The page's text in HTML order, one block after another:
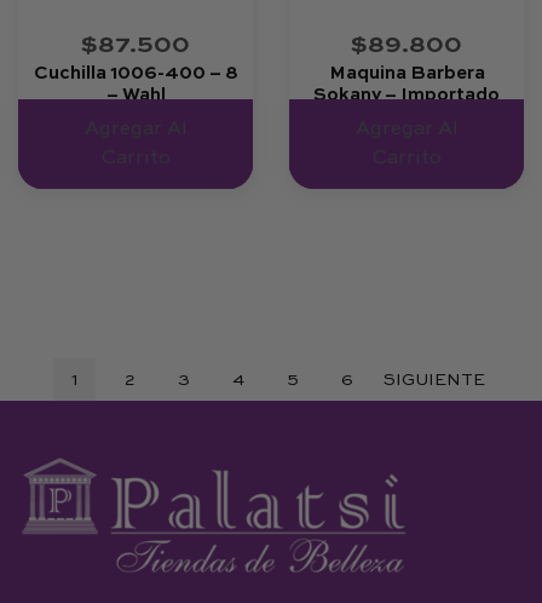
$87.500
Cuchilla 1006-400 – 8
– Wahl
Agregar Al
Carrito
$89.800
Maquina Barbera
Sokany – Importado
Agregar Al
Carrito
1 2 3 4 5 6 SIGUIENTE